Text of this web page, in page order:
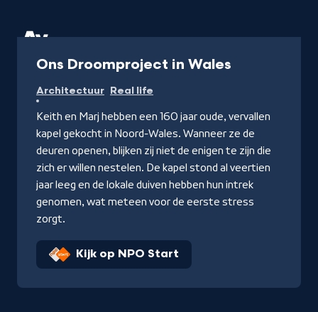
Ons Droomproject in Wales
Architectuur Real life
Keith en Marj hebben een 160 jaar oude, vervallen
kapel gekocht in Noord-Wales. Wanneer ze de
deuren openen, blijken zij niet de enigen te zijn die
zich er willen nestelen. De kapel stond al veertien
jaar leeg en de lokale duiven hebben hun intrek
genomen, wat meteen voor de eerste stress
zorgt.
Kijk op NPO Start